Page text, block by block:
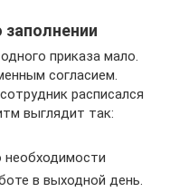
заполнении
приказа мало.
согласием.
расписался
выглядит так:
необходимости
в выходной день.